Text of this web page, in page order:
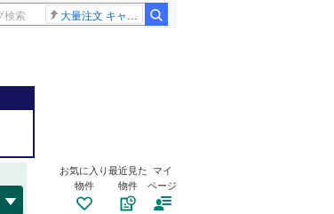
大量注文 キャンセル
お気に入り
物件
最近見た
物件
マイ
ページ